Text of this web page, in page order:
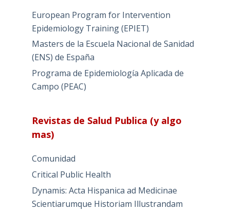
European Program for Intervention
Epidemiology Training (EPIET)
Masters de la Escuela Nacional de Sanidad
(ENS) de España
Programa de Epidemiología Aplicada de
Campo (PEAC)
Revistas de Salud Publica (y algo
mas)
Comunidad
Critical Public Health
Dynamis: Acta Hispanica ad Medicinae
Scientiarumque Historiam Illustrandam